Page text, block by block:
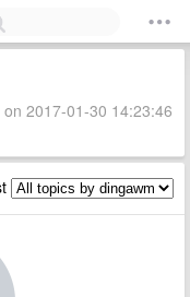
2017-01-30 14:23:46